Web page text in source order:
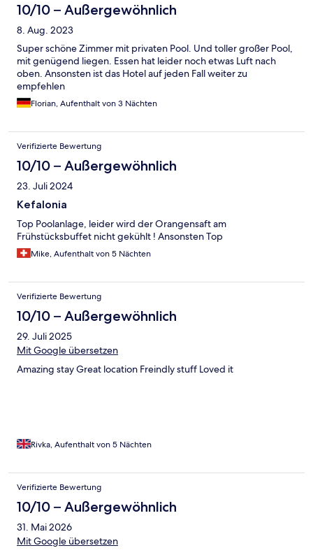
10/10 – Außergewöhnlich
8. Aug. 2023
Super schöne Zimmer mit privaten Pool. Und toller großer Pool,
mit genügend liegen. Essen hat leider noch etwas Luft nach
oben. Ansonsten ist das Hotel auf jeden Fall weiter zu
empfehlen
Florian, Aufenthalt von 3 Nächten
Verifizierte Bewertung
10/10 – Außergewöhnlich
23. Juli 2024
Kefalonia
Top Poolanlage, leider wird der Orangensaft am
Frühstücksbuffet nicht gekühlt ! Ansonsten Top
Mike, Aufenthalt von 5 Nächten
Verifizierte Bewertung
10/10 – Außergewöhnlich
29. Juli 2025
Mit Google übersetzen
Amazing stay Great location Freindly stuff Loved it
Rivka, Aufenthalt von 5 Nächten
Verifizierte Bewertung
10/10 – Außergewöhnlich
31. Mai 2026
Mit Google übersetzen